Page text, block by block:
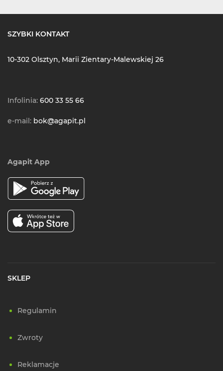
SZYBKI KONTAKT
10-302 Olsztyn, Marii Zientary-Malewskiej 26
Infolinia: 600 33 55 66
e-mail: bok@agapit.pl
Agapit App
SKLEP
Regulamin
Zwroty
Reklamacje